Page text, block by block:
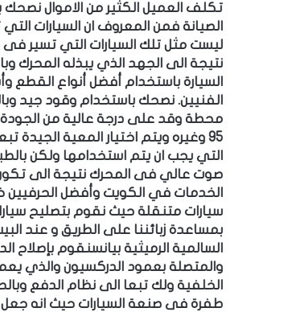
تكلف العميل الكثير من الاموال نصحك
الصيانة فمن المعروف ان السيارات
ليست مثل تلك السيارات التي تسير
نتيجة الى الجهد الذي يبذله المحرك
السيارة باستخدام أفضل أنواع القطع
الفنيين. نصحك باستخدام وقود جيد
95 وغيره ويتم اختيار المعية
التي يجب ان يتم استخدامها ولكن
صوت عالي فى المحرك نتيجة الى تكون
الخدمات في الكويت وأفضل
سيارات متنقلة حيث نقوم بتصليح
بمساعدة زبائننا على الطريق و عند
السالمية الرميثية بيانسنقوم بإصلاح
والمتصلة بعمود الدركسيون والذي
الخلفية ولك تبعا الى نظام الدفع
طفرة فى صنعة السيارات حيث انه جعل